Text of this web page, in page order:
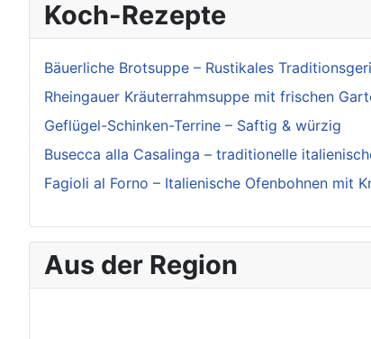
Koch-Rezepte
Bäuerliche Brotsuppe – Rustikales
Rheingauer Kräuterrahmsuppe mit frischen
Geflügel-Schinken-Terrine – Saftig & würzig
Busecca alla Casalinga – traditionelle
Fagioli al Forno – Italienische Ofenbohnen mit
Aus der Region